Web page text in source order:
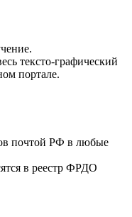
тексто-графический
портале.
почтой РФ в любые
в реестр ФРДО